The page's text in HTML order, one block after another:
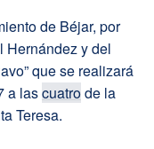
de Béjar, por
Hernández y del
que se realizará
a lascuatrode la
Teresa.